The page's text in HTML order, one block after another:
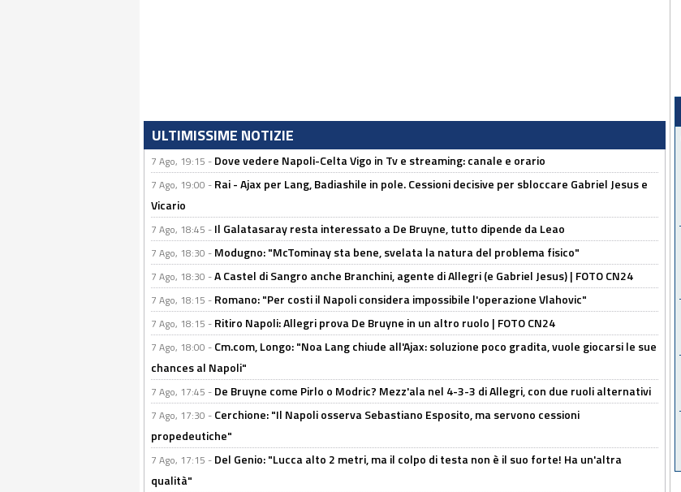
ULTIMISSIME NOTIZIE
7 Ago, 19:15 - Dove vedere Napoli-Celta Vigo in Tv e streaming: canale e orario
7 Ago, 19:00 - Rai - Ajax per Lang, Badiashile in pole. Cessioni decisive per sbloccare Gabriel Jesus e
Vicario
7 Ago, 18:45 - Il Galatasaray resta interessato a De Bruyne, tutto dipende da Leao
7 Ago, 18:30 - Modugno: "McTominay sta bene, svelata la natura del problema fisico"
7 Ago, 18:30 -A Castel di Sangro anche Branchini, agente di Allegri (e Gabriel Jesus) | FOTO CN24
7 Ago, 18:15 - Romano: "Per costi il Napoli considera impossibile l'operazione Vlahovic"
7 Ago, 18:15 - Ritiro Napoli: Allegri prova De Bruyne in un altro ruolo | FOTO CN24
7 Ago, 18:00 - Cm.com, Longo: "Noa Lang chiude all'Ajax: soluzione poco gradita, vuole giocarsi le sue
chances al Napoli"
7 Ago, 17:45 - De Bruyne come Pirlo o Modric? Mezz'ala nel 4-3-3 di Allegri, con due ruoli alternativi
7 Ago, 17:30 - Cerchione: "Il Napoli osserva Sebastiano Esposito, ma servono cessioni
propedeutiche"
7 Ago, 17:15 - Del Genio: "Lucca alto 2 metri, ma il colpo di testa non è il suo forte! Ha un'altra
qualità"